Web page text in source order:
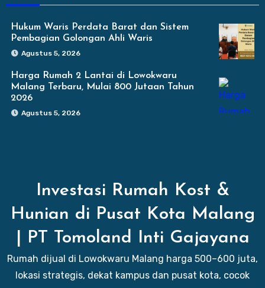
Hukum Waris Perdata Barat dan Sistem
Pembagian Golongan Ahli Waris
Agustus 5, 2026
Harga Rumah 2 Lantai di Lowokwaru
Malang Terbaru, Mulai 800 Jutaan Tahun
2026
Agustus 5, 2026
Investasi Rumah Kost &
Hunian di Pusat Kota Malang
| PT Tomoland Inti Gajayana
Rumah dijual di Lowokwaru Malang harga 500–600 juta,
lokasi strategis, dekat kampus dan pusat kota, cocok